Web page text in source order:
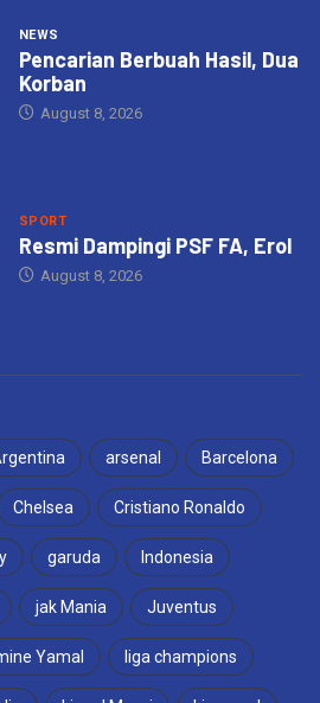
NEWS
Pencarian Berbuah Hasil, Dua
Korban
August 8, 2026
SPORT
Resmi Dampingi PSF FA, Erol
August 8, 2026
arsenal Barcelona
Chelsea Cristiano Ronaldo
garuda Indonesia
jak Mania Juventus
Yamal liga champions